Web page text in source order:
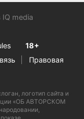
IQ media
18+
Правовая
логотип сайта и
«ОБ АВТОРСКОМ